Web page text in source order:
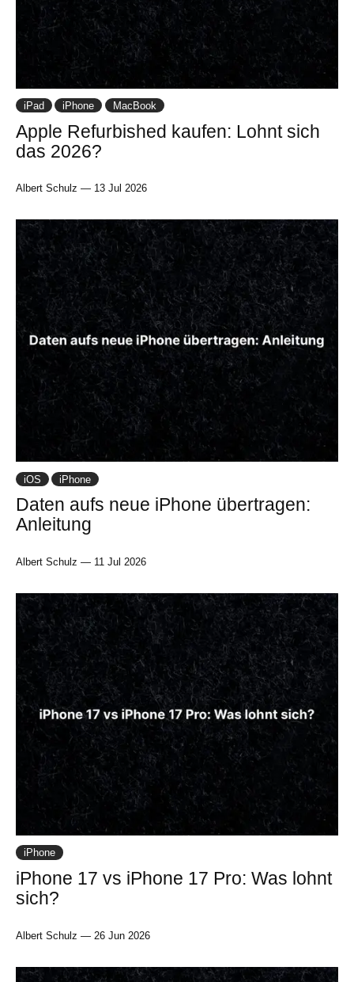
iPad iPhone MacBook
Apple Refurbished kaufen: Lohnt sich
das 2026?
Albert Schulz — 13 Jul 2026
iOS iPhone
Daten aufs neue iPhone übertragen:
Anleitung
Albert Schulz — 11 Jul 2026
iPhone
iPhone 17 vs iPhone 17 Pro: Was lohnt
sich?
Albert Schulz — 26 Jun 2026